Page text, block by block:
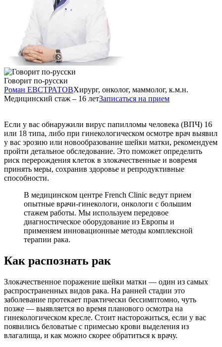
Говорит по-русски
Роман ЕВСТРАТОВХирург, онколог, маммолог, к.м.н.
Медицинский стаж – 16 летЗаписаться на прием
Если у вас обнаружили вирус папилломы человека (ВПЧ) 16
или 18 типа, либо при гинекологическом осмотре врач выявил
у вас эрозию или новообразование шейки матки, рекомендуем
пройти детальное обследование. Это поможет определить
риск перерождения клеток в злокачественные и вовремя
принять меры, сохранив здоровье и репродуктивные
способности.
В медицинском центре French Clinic ведут прием
опытные врачи-гинекологи, онкологи с большим
стажем работы. Мы используем передовое
диагностическое оборудование из Европы и
применяем инновационные методы комплексной
терапии рака.
Как распознать рак
Злокачественное поражение шейки матки — один из самых
распространенных видов рака. На ранней стадии это
заболевание протекает практически бессимптомно, чуть
позже — выявляется во время планового осмотра на
гинекологическом кресле. Стоит насторожиться, если у вас
появились беловатые с примесью крови выделения из
влагалища, и как можно скорее обратиться к врачу.